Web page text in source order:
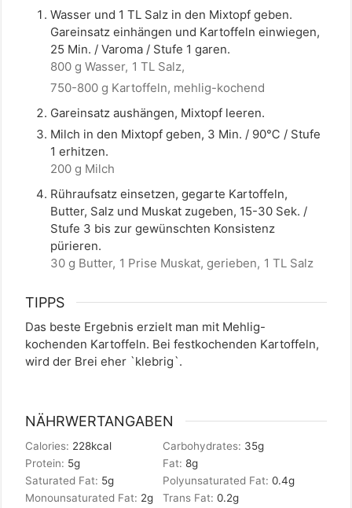
Wasser und 1 TL Salz in den Mixtopf geben.
Gareinsatz einhängen und Kartoffeln einwiegen,
25 Min. / Varoma / Stufe 1 garen.
800 g Wasser, 1 TL Salz,
750-800 g Kartoffeln, mehlig-kochend
Gareinsatz aushängen, Mixtopf leeren.
Milch in den Mixtopf geben, 3 Min. / 90℃ / Stufe
1 erhitzen.
200 g Milch
Rühraufsatz einsetzen, gegarte Kartoffeln,
Butter, Salz und Muskat zugeben, 15-30 Sek. /
Stufe 3 bis zur gewünschten Konsistenz
pürieren.
30 g Butter, 1 Prise Muskat, gerieben, 1 TL Salz
TIPPS
Das beste Ergebnis erzielt man mit Mehlig-
kochenden Kartoffeln. Bei festkochenden Kartoffeln,
wird der Brei eher `klebrig`.
NÄHRWERTANGABEN
Calories: 228kcal Carbohydrates: 35g
Protein: 5g Fat:8g
Saturated Fat: 5g Polyunsaturated Fat:0.4g
Monounsaturated Fat: 2g Trans Fat:0.2g